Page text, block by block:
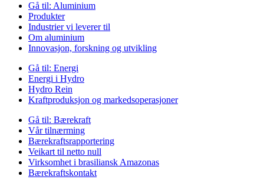
Gå til: Aluminium
Produkter
Industrier vi leverer til
Om aluminium
Innovasjon, forskning og utvikling
Gå til: Energi
Energi i Hydro
Hydro Rein
Kraftproduksjon og markedsoperasjoner
Gå til: Bærekraft
Vår tilnærming
Bærekraftsrapportering
Veikart til netto null
Virksomhet i brasiliansk Amazonas
Bærekraftskontakt